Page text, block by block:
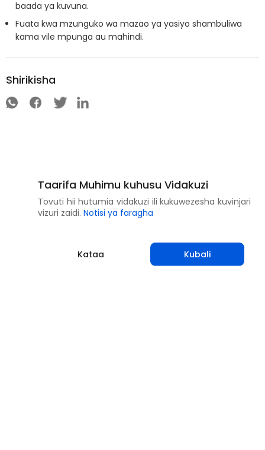
baada ya kuvuna.
Fuata kwa mzunguko wa mazao ya yasiyo shambuliwa
kama vile mpunga au mahindi.
Shirikisha
Taarifa Muhimu kuhusu Vidakuzi
Tovuti hii hutumia vidakuzi ili kukuwezesha kuvinjari
vizuri zaidi. Notisi ya faragha
Kataa Kubali